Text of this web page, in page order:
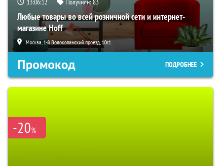
13:06:10 Получили:83
Любые товары во всей розничной сети и интернет-
магазине Hoff
Москва, 1-й Волоколамский проезд, 10с1
Промокод ПОДРОБНЕЕ
-20%